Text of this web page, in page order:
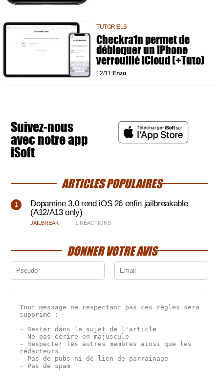
TUTORIELS
Checkra1n permet de
débloquer un iPhone
verrouillé iCloud (+Tuto)
12/11 Enzo
Suivez-nous
avec notre app
iSoft
ARTICLES POPULAIRES
Dopamine 3.0 rend iOS 26 enfin jailbreakable
(A12/A13 only)
JAILBREAK 1 RÉACTIONS
DONNER VOTRE AVIS